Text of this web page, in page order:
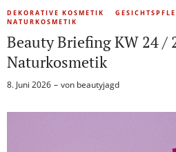
DEKORATIVE KOSMETIK
NATURKOSMETIK
Beauty Briefing KW 24 /
Naturkosmetik
8. Juni 2026 von beautyjagd